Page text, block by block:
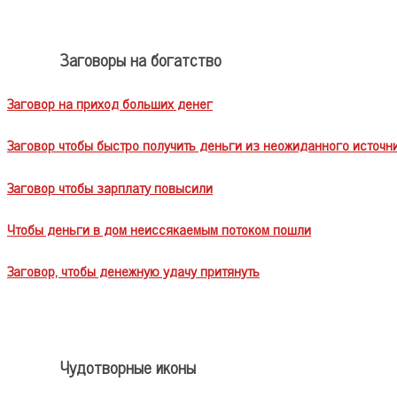
Заговоры на богатство
Заговор на приход больших денег
Заговор чтобы быстро получить деньги из неожиданного
Заговор чтобы зарплату повысили
Чтобы деньги в дом неиссякаемым потоком пошли
Заговор, чтобы денежную удачу притянуть
Чудотворные иконы